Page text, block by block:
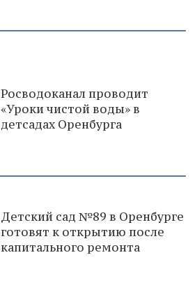
Росводоканал проводит
«Уроки чистой воды» в
детсадах Оренбурга
Детский сад №89 в Оренбурге
готовят к открытию после
капитального ремонта